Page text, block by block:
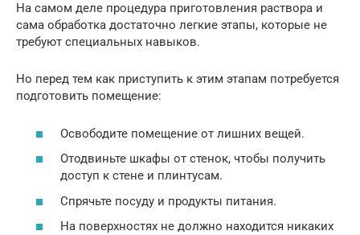
На самом деле процедура приготовления раствора и
сама обработка достаточно легкие этапы, которые не
требуют специальных навыков.
Но перед тем как приступить к этим этапам потребуется
подготовить помещение:
Освободите помещение от лишних вещей.
Отодвиньте шкафы от стенок, чтобы получить
доступ к стене и плинтусам.
Спрячьте посуду и продукты питания.
На поверхностях не должно находится никаких